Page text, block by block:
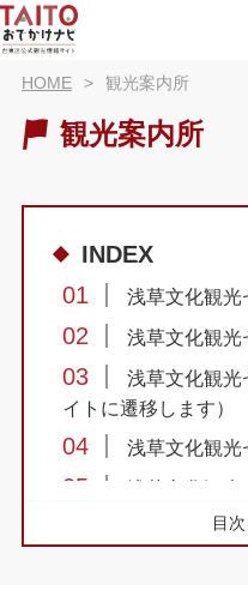
HOME 観光案内所
観光案内所
INDEX
01
浅草文化観光
02 浅草文化観光
03
浅草文化観光
イトに遷移します）
04 浅草文化観
05
目